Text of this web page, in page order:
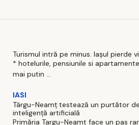
intra în
Turismul intră pe minus. Iașul pierde
* hotelurile, pensiunile si
mai putin ...
IASI
Târgu-Neamț testează un purtător
inteligență artificială
Primăria Targu-Neamt face un pas